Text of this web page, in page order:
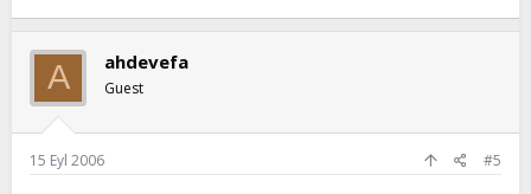
A ahdevefa
Guest
15 Eyl 2006 #5